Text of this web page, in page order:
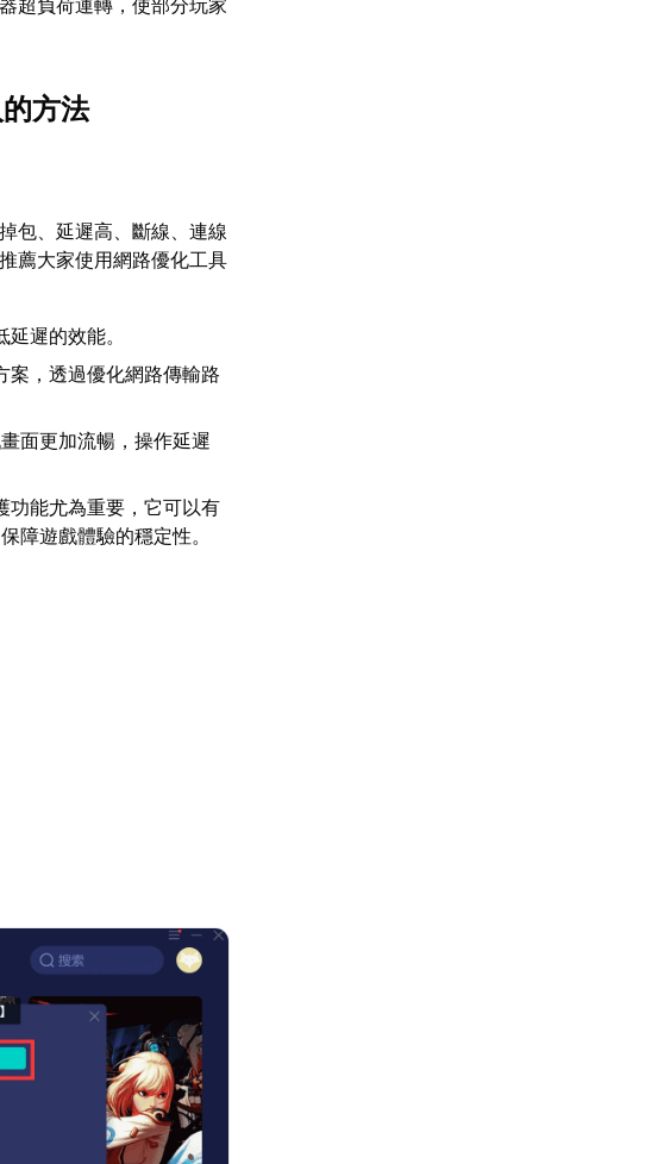
方法
包、延遲高、斷線、連線
薦大家使用網路優化工具
遲的效能。
案，透過優化網路傳輸路
面更加流暢，操作延遲
功能尤為重要，它可以有
障遊戲體驗的穩定性。